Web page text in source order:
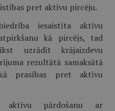
pret aktīvu pircēju.
iesaistīta aktīvu
kā pircējs, tad
uzrādīt krājaizdevu
rezultātā samaksātā
prasības pret aktīvu
aktīvu pārdošanu ar